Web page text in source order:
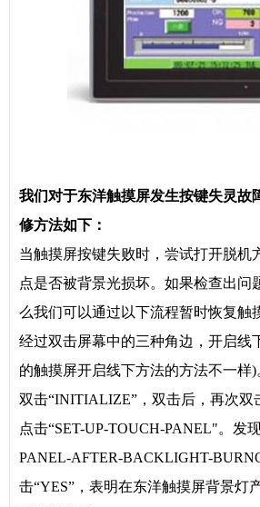
我们对于东洋触摸屏发生按键失灵故
修方法如下：
当触摸屏按键失败时，尝试打开脱机
点是否被背景光损坏。如果检查出问
么我们可以通过以下流程暂时恢复触
经过双击屏幕中的三种角边，开启线
的触摸屏开启线下方法的方法不一样)
双击“INITIALIZE”，双击后，再次双
点击“SET-UP-TOUCH-PANEL"。发
PANEL-AFTER-BACKLIGHT-
击“YES”，表明在东洋触摸屏背景灯